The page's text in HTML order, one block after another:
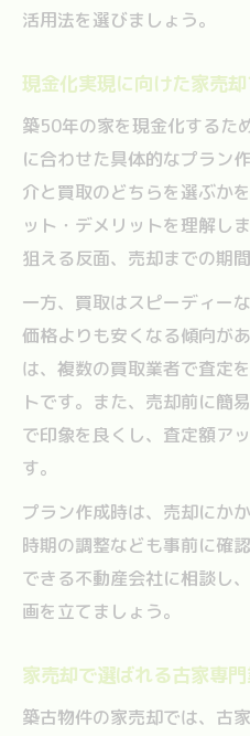
活用法を選びましょう。
現金化実現に向けた家売
築50年の家を現金化するた
に合わせた具体的なプラン
介と買取のどちらを選ぶか
ット・デメリットを理解し
狙える反面、売却までの期
一方、買取はスピーディー
価格よりも安くなる傾向が
は、複数の買取業者で査定
トです。また、売却前に簡
で印象を良くし、査定額ア
す。
プラン作成時は、売却にか
時期の調整なども事前に確
できる不動産会社に相談し
画を立てましょう。
家売却で選ばれる古家専
築古物件の家売却では、古